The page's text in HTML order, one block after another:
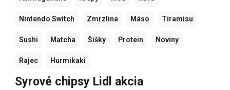
Nintendo Switch Zmrzlina Mäso Tiramisu
Sushi Matcha Šišky Protein Noviny
Rajec Hurmikaki
Syrové chipsy Lidl akcia